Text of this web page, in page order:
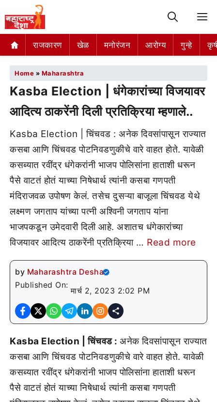
राजकारण खेळ मनोरंजन आरोग्य गुन्हे
Home » Maharashtra
Kasba Election | धंगेकारांच्या विजयावर
आदित्य ठाकरेंनी दिली प्रतिक्रिया म्हणाले..
Kasba Election | चिंचवड : अनेक दिवसांपासून राज्यात
कसबा आणि चिंचवड पोटनिवडणुकीचे वारे वाहत होते. यावेळी
कसब्यात रवींद्र धंगेकरांनी भाजप पोलिसांना हाताशी धरून
पैसे वाटतं होतं याच्या निषेधार्थ त्यांनी कसबा गणपती
मंदिराजवळ उपोषण केलं. तसेच दुसऱ्या बाजूला चिंचवड येथे
लक्ष्मण जगताप यांच्या पत्नी अश्विनी जगताप यांना
भाजपकडून उमेदवारी दिली आहे. अशातच धंगेकारांच्या
विजयावर आदित्य ठाकरेंनी प्रतिक्रिया … Read more
by Maharashtra Desha
Published On:
मार्च 2, 2023 2:02 PM
Kasba Election | चिंचवड : अनेक दिवसांपासून राज्यात
कसबा आणि चिंचवड पोटनिवडणुकीचे वारे वाहत होते. यावेळी
कसब्यात रवींद्र धंगेकरांनी भाजप पोलिसांना हाताशी धरून
पैसे वाटतं होतं याच्या निषेधार्थ त्यांनी कसबा गणपती